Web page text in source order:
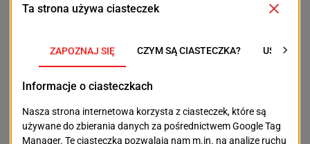
Jesteście jedną drużyną i wszyscy